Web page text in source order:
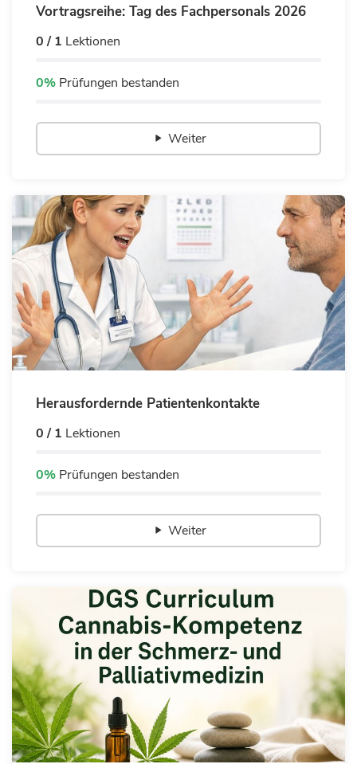
Vortragsreihe: Tag des Fachpersonals 2026
0 / 1 Lektionen
0% Prüfungen bestanden
Weiter
Herausfordernde Patientenkontakte
0 / 1 Lektionen
0% Prüfungen bestanden
Weiter